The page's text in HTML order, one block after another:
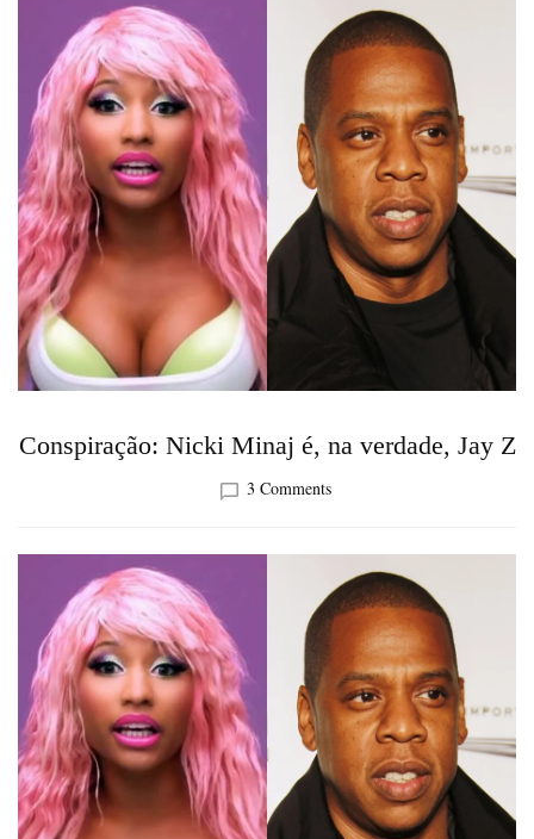
Conspiração: Nicki Minaj é, na verdade, Jay Z
3 Commentson
é,
na
verdade,
Z